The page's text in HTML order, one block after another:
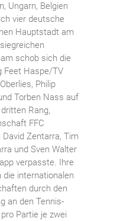
Ungarn, Belgien
vier deutsche
Hauptstadt am
schob sich die
Feet Haspe/TV
Philip
Torben Nass auf
Rang,
FFC
Zentarra, Tim
und Sven Walter
verpasste. Ihre
die internationalen
durch den
an den Tennis-
Partie je zwei